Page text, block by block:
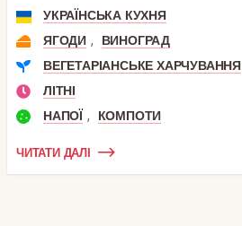
УКРАЇНСЬКА КУХНЯ
ЯГОДИ ,
ВИНОГРАД
ВЕГЕТАРІАНСЬКЕ ХАРЧУВАННЯ
ЛІТНІ
НАПОЇ , КОМПОТИ
ЧИТАТИ ДАЛІ